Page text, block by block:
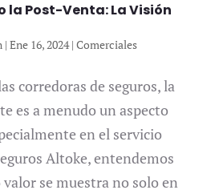
la Post-Venta: La Visión
| Ene 16, 2024| Comerciales
corredoras de seguros, la
es a menudo un aspecto
en el servicio
Altoke, entendemos
se muestra no solo en